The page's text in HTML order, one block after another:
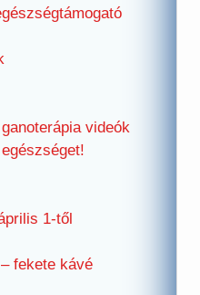
videók
1-től
fekete kávé